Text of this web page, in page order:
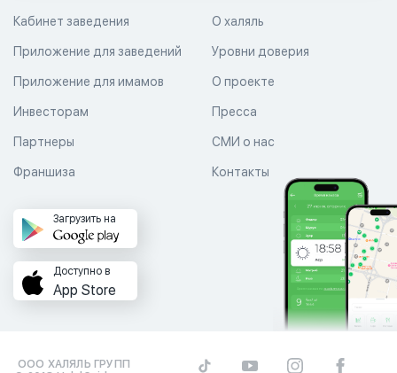
О халяль
Уровни доверия
Кабинет заведения
Приложение для заведений
Приложение для имамов О проекте
Пресса
СМИ о нас
Контакты
Инвесторам
Партнеры
Франшиза
Загрузить на
Доступно в
App Store
ООО ХАЛЯЛЬ ГРУПП